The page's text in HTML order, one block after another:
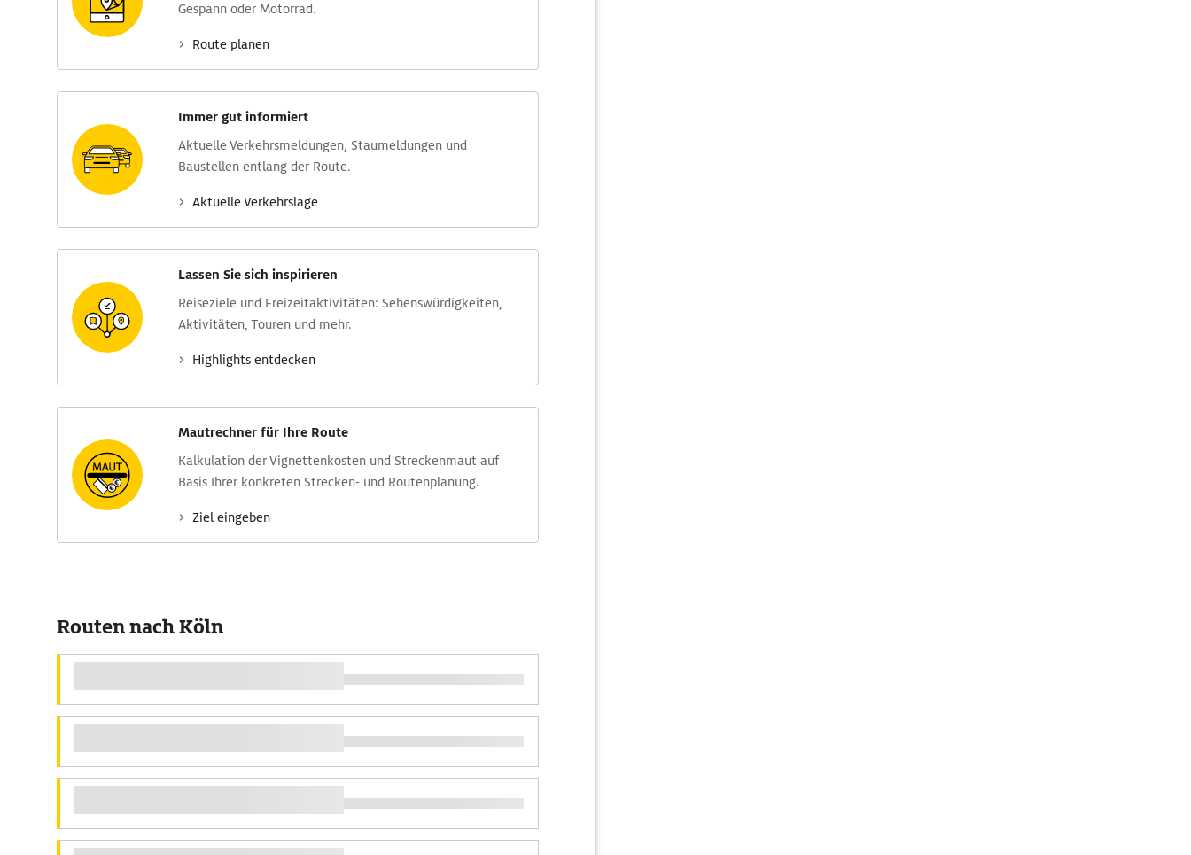
Gespann oder Motorrad.
Route planen
Immer gut informiert
Aktuelle Verkehrs­meldungen, Stau­meldungen und
Baustellen entlang der Route.
Aktuelle Verkehrs­lage
Lassen Sie sich inspirieren
Reise­ziele und Freizeit­aktivitäten: Sehens­würdig­keiten,
Aktivitäten, Touren und mehr.
Highlights entdecken
Mautrechner für Ihre Route
Kalkulation der Vignettenkosten und Streckenmaut auf
Basis Ihrer konkreten Strecken- und Routenplanung.
Ziel eingeben
Routen nach Köln